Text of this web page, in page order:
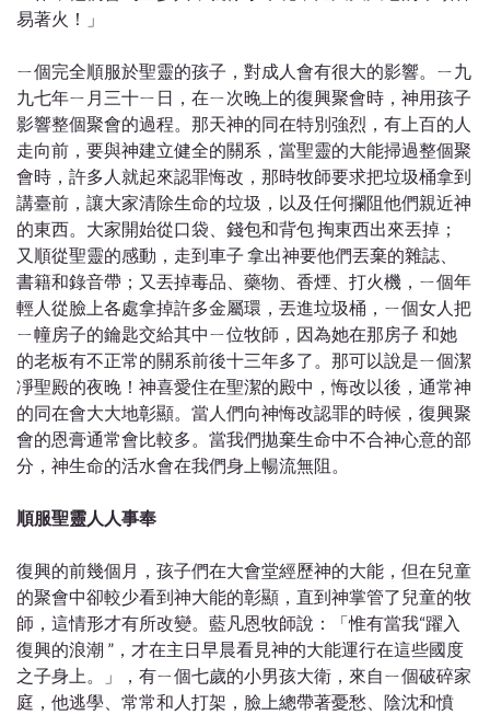
易著火！」
ㄧ個完全順服於聖靈的孩子，對成人會有很大的影響。ㄧ九
九七年ㄧ月三十ㄧ日，在ㄧ次晚上的復興聚會時，神用孩子
影響整個聚會的過程。那天神的同在特別強烈，有上百的人
走向前，要與神建立健全的關系，當聖靈的大能掃過整個聚
會時，許多人就起來認罪悔改，那時牧師要求把垃圾桶拿到
講臺前，讓大家清除生命的垃圾，以及任何攔阻他們親近神
的東西。大家開始從口袋、錢包和背包 掏東西出來丟掉；
又順從聖靈的感動，走到車子 拿出神要他們丟棄的雜誌、
書籍和錄音帶；又丟掉毒品、藥物、香煙、打火機，ㄧ個年
輕人從臉上各處拿掉許多金屬環，丟進垃圾桶，ㄧ個女人把
ㄧ幢房子的鑰匙交給其中ㄧ位牧師，因為她在那房子 和她
的老板有不正常的關系前後十三年多了。那可以說是ㄧ個潔
凈聖殿的夜晚！神喜愛住在聖潔的殿中，悔改以後，通常神
的同在會大大地彰顯。當人們向神悔改認罪的時候，復興聚
會的恩膏通常會比較多。當我們拋棄生命中不合神心意的部
分，神生命的活水會在我們身上暢流無阻。
順服聖靈人人事奉
復興的前幾個月，孩子們在大會堂經歷神的大能，但在兒童
的聚會中卻較少看到神大能的彰顯，直到神掌管了兒童的牧
師，這情形才有所改變。藍凡恩牧師說：「惟有當我“躍入
復興的浪潮 ”，才在主日早晨看見神的大能運行在這些國度
之子身上。」，有ㄧ個七歲的小男孩大衛，來自ㄧ個破碎家
庭，他逃學、常常和人打架，臉上總帶著憂愁、陰沈和憤